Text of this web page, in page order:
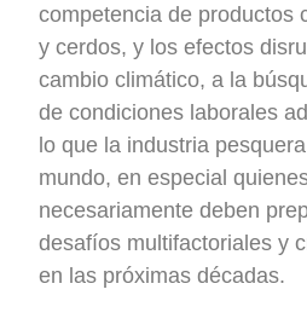
competencia de productos
y cerdos, y los efectos
cambio climático, a la
de condiciones laborales
lo que la industria
mundo, en especial
necesariamente deben
desafíos multifactoriales y
en las próximas décadas.